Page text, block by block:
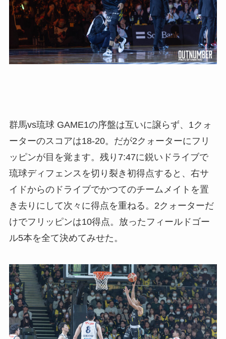
群馬vs琉球 GAME1の序盤は互いに譲らず、1クォ
ーターのスコアは18-20。だが2クォーターにフリ
ッピンが目を覚ます。残り7:47に鋭いドライブで
琉球ディフェンスを切り裂き初得点すると、右サ
イドからのドライブでかつてのチームメイトを置
き去りにして次々に得点を重ねる。2クォーターだ
けでフリッピンは10得点。放ったフィールドゴー
ル5本を全て決めてみせた。